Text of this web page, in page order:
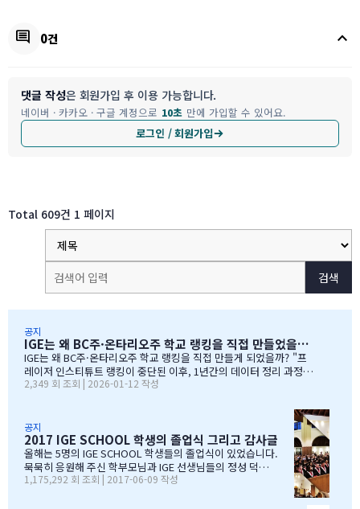
comment 0건 keyboard_arrow_up
댓글 작성은 회원가입 후 이용 가능합니다.
네이버 · 카카오 · 구글 계정으로 10초 만에 가입할 수 있어요.
로그인 / 회원가입
Total 609건 1 페이지
검색
공지
IGE는 왜 BC주·온타리오주 학교 랭킹을 직접 만들었을까?
IGE는 왜 BC주·온타리오주 학교 랭킹을 직접 만들게 되었을까? "프
레이저 인스티튜트 랭킹이 중단된 이후, 1년간의 데이터 정리 과정을
공유합니다" 처음부터 랭킹을 만들려던 건 아니었습니다 IGE도 그동
er Institute)의 랭킹을 참고해왔습니다. 학교 상담 시 참고 자료로
활용하기 좋았습니다. 그런데 문제가 생겼습니다. BC주 세컨더리 랭
킹이 지난 7~8년 동안 업데이트되지 않고 있었습니다. 최근 자료로 B
C주 세컨더리 학교들의 현황을 파악하고 싶었는데, 참고할 만한 데이
터가 없어 어려움이 있었습니다. 그래서 직접 자료를 찾아보기 시작
했습니다. '혹시 어딘가에 최신 학업 데이터가 있지 않을까?' 하는 마
2,349 회 조회 | 2026-01-12 작성
공지
2017 IGE SCHOOL 학생의 졸업식 그리고 감사글
올해는 5명의 IGE SCHOOL 학생들의 졸업식이 있었습니다.
묵묵히 응원해 주신 학부모님과 IGE 선생님들의 정성 덕에
모두 원하는 대학에 진학을 하게 되었음을 진심으로 감사드
1,175,292 회 조회 | 2017-06-09 작성